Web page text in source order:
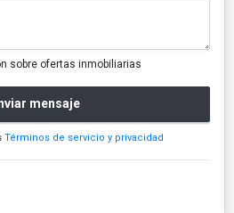
sobre ofertas inmobiliarias
mensaje
Términos de servicio y privacidad